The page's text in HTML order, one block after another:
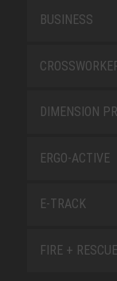
BUSINESS
DIMENSION
ERGO-ACTIVE
E-TRACK
FIRE + RESCUE